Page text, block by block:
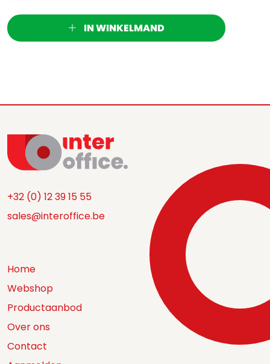
IN WINKELMAND
+32 (0) 12 39 15 55
sales@interoffice.be
Home
Webshop
Productaanbod
Over ons
Contact